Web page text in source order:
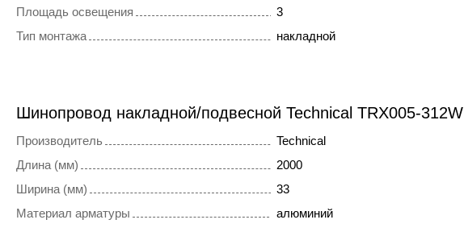
Площадь освещения
3
Тип монтажа
накладной
Шинопровод накладной/подвесной Technical TRX005-312W
Производитель
Technical
Длина (мм)
2000
Ширина (мм)
33
Материал арматуры
алюминий